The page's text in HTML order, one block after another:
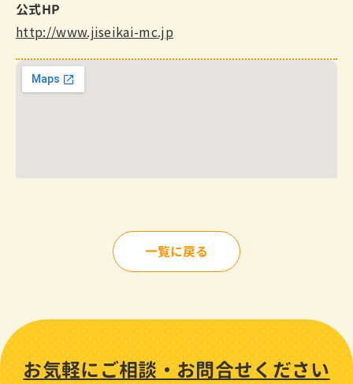
公式HP
http://www.jiseikai-mc.jp
一覧に戻る
お気軽にご相談・お問合せください